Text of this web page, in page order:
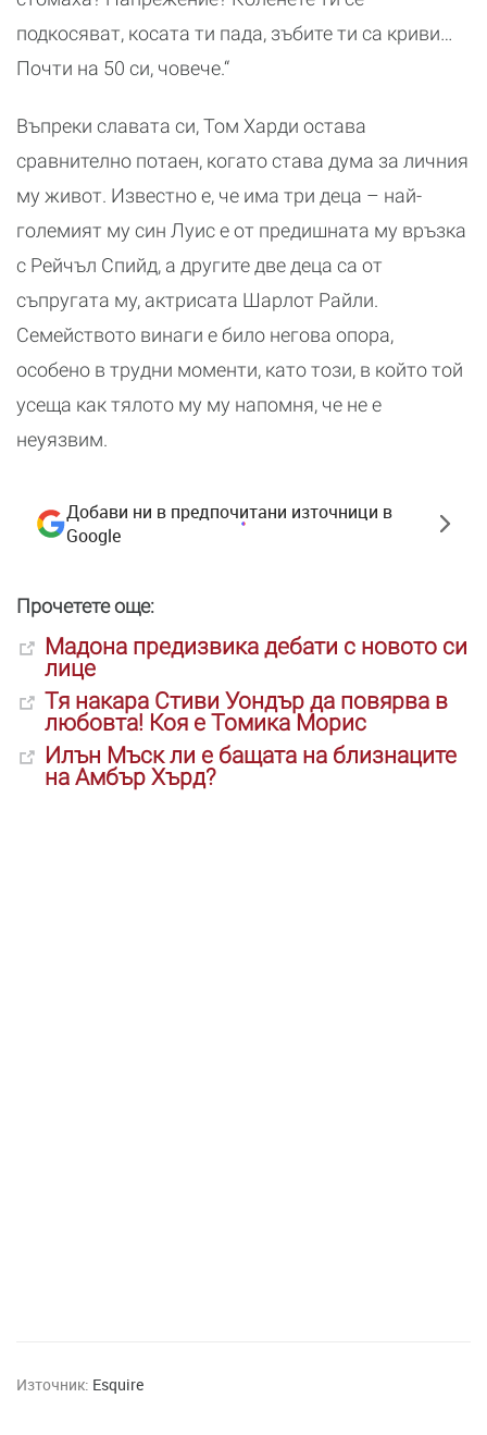
подкосяват, косата ти пада, зъбите ти са криви…
Почти на 50 си, човече.“
Въпреки славата си, Том Харди остава
сравнително потаен, когато става дума за личния
му живот. Известно е, че има три деца – най-
големият му син Луис е от предишната му връзка
с Рейчъл Спийд, а другите две деца са от
съпругата му, актрисата Шарлот Райли.
Семейството винаги е било негова опора,
особено в трудни моменти, като този, в който той
усеща как тялото му му напомня, че не е
неуязвим.
Добави ни в предпочитани източници в
Google
Прочетете още:
Мадона предизвика дебати с новото си
лице
Тя накара Стиви Уондър да повярва в
любовта! Коя е Томика Морис
Илън Мъск ли е бащата на близнаците
на Амбър Хърд?
Източник: Esquire